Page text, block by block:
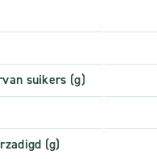
suikers (g)
(g)